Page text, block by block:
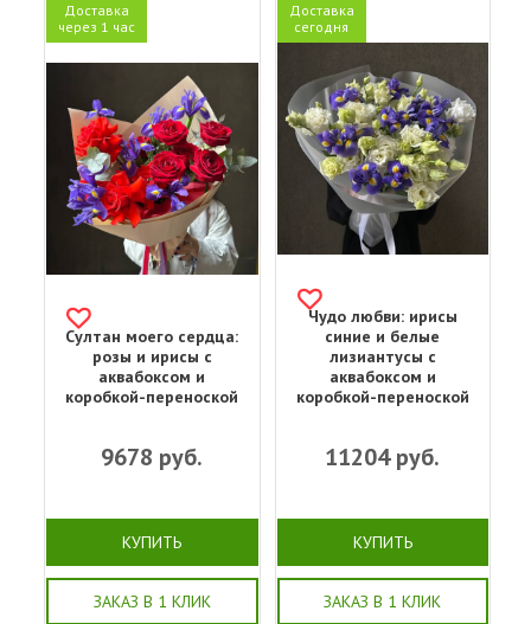
Доставка
через 1 час
Султан моего сердца:
розы и ирисы с
аквабоксом и
коробкой-переноской
9678 руб.
КУПИТЬ
ЗАКАЗ В 1 КЛИК
Доставка
сегодня
Чудо любви: ирисы
синие и белые
лизиантусы с
аквабоксом и
коробкой-переноской
11204руб.
КУПИТЬ
ЗАКАЗ В 1 КЛИК